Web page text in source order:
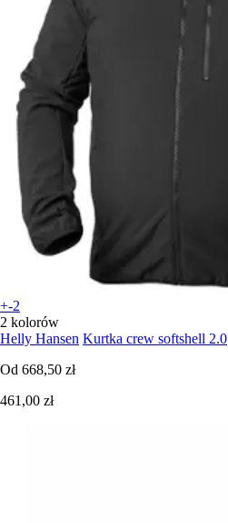
+-2
2 kolorów
Helly Hansen Kurtka crew softshell 2.0
Od 668,50 zł
461,00 zł